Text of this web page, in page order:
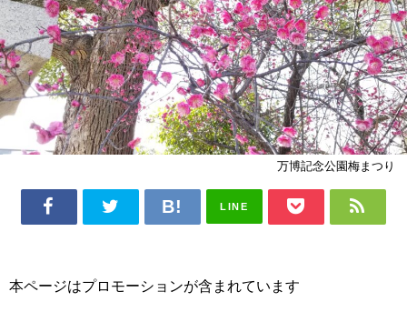
万博記念公園梅まつり
LINE
本ページはプロモーションが含まれています